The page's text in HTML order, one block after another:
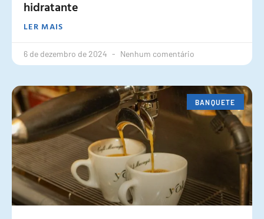
hidratante
LER MAIS
6 de dezembro de 2024 Nenhum comentário
BANQUETE